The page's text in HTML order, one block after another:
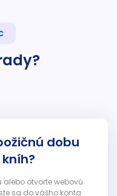
dobu
alebo otvorte webovú
sa do vášho konta